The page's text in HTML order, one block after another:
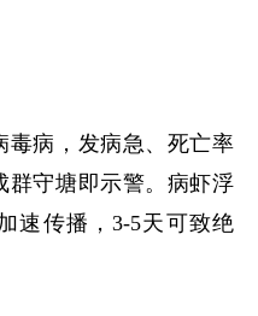
毒病，发病急、死亡率
群守塘即示警。病虾浮
速传播，3-5天可致绝